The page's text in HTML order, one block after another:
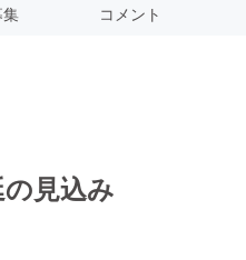
コメント
の見込み